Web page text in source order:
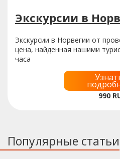
Экскурсии в
Экскурсии в Норвегии от
цена, найденная нашими
часа
990
Популярные статьи